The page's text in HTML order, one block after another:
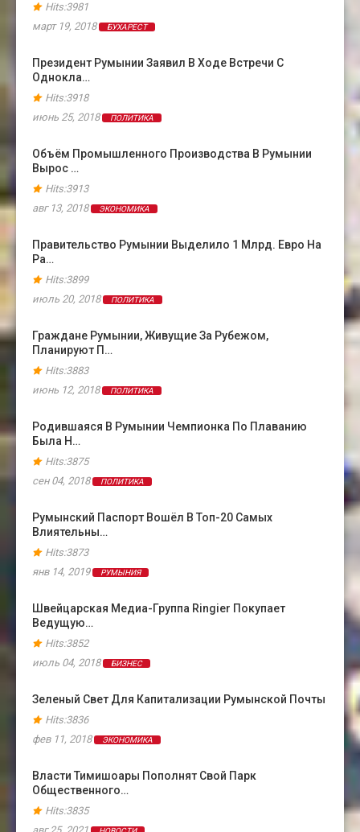
Hits:3981
март 19, 2018
БУХАРЕСТ
Президент Румынии Заявил В Ходе Встречи С
Однокла…
Hits:3918
июнь 25, 2018
ПОЛИТИКА
Объём Промышленного Производства В Румынии
Вырос …
Hits:3913
авг 13, 2018
ЭКОНОМИКА
Правительство Румынии Выделило 1 Млрд. Евро На
Ра…
Hits:3899
июль 20, 2018
ПОЛИТИКА
Граждане Румынии, Живущие За Рубежом,
Планируют П…
Hits:3883
июнь 12, 2018
ПОЛИТИКА
Родившаяся В Румынии Чемпионка По Плаванию
Была Н…
Hits:3875
сен 04, 2018
ПОЛИТИКА
Румынский Паспорт Вошёл В Топ-20 Самых
Влиятельны…
Hits:3873
янв 14, 2019
РУМЫНИЯ
Швейцарская Медиа-Группа Ringier Покупает
Ведущую…
Hits:3852
июль 04, 2018
БИЗНЕС
Зеленый Свет Для Капитализации Румынской Почты
Hits:3836
фев 11, 2018
ЭКОНОМИКА
Власти Тимишоары Пополнят Свой Парк
Общественного…
Hits:3835